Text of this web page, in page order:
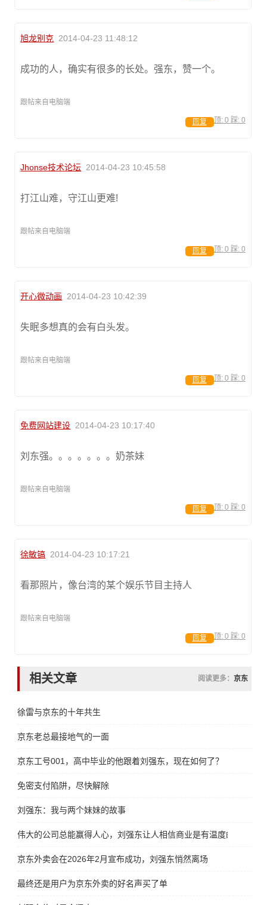
旭龙别克 2014-04-23 11:48:12
成功的人，确实有很多的长处。强东，赞一个。
跟帖来自电脑端
顶: 0 踩: 0
回复
Jhonse技术论坛 2014-04-23 10:45:58
打江山难，守江山更难!
跟帖来自电脑端
顶: 0 踩: 0
回复
开心微动画 2014-04-23 10:42:39
失眠多想真的会有白头发。
跟帖来自电脑端
顶: 0 踩: 0
回复
免费网站建设 2014-04-23 10:17:40
刘东强。。。。。。。奶茶妹
跟帖来自电脑端
顶: 0 踩: 0
回复
徐敏镐 2014-04-23 10:17:21
看那照片，像台湾的某个娱乐节目主持人
跟帖来自电脑端
顶: 0 踩: 0
回复
相关文章 阅读更多： 京东
徐雷与京东的十年共生
京东老总最接地气的一面
京东工号001，高中毕业的他跟着刘强东，现在如何了？
免密支付陷阱，尽快解除
刘强东：我与两个妹妹的故事
伟大的公司总能赢得人心，刘强东让人相信商业是有温度的
京东外卖会在2026年2月宣布成功，刘强东悄然离场
最终还是用户为京东外卖的好名声买了单